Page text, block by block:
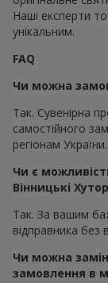
Наші експерти
унікальним.
FAQ
Чи можна
Так. Сувенірна
самостійного
регіонам України.
Чи є
Вінницькі
Так. За вашим
відправника без
Чи можна
замовлення в